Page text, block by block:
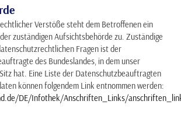
Verstöße steht dem Betroffenen ein
zuständigen Aufsichtsbehörde zu. Zuständige
Fragen ist der
des Bundeslandes, in dem unser
hat. Eine Liste der Datenschutzbeauftragten
können folgendem Link entnommen werden:
DE/Infothek/Anschriften_Links/